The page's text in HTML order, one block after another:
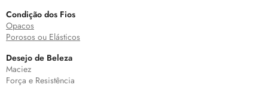
Condição dos Fios
Opacos
Porosos ou Elásticos
Desejo de Beleza
Maciez
Força e Resistência